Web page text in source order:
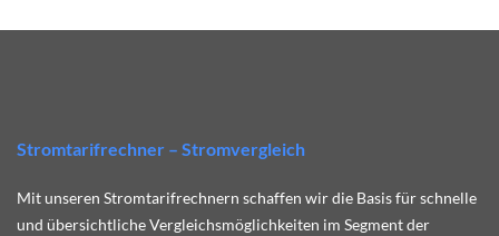
Stromtarifrechner – Stromvergleich
Mit unseren Stromtarifrechnern schaffen wir die Basis für schnelle
und übersichtliche Vergleichsmöglichkeiten im Segment der